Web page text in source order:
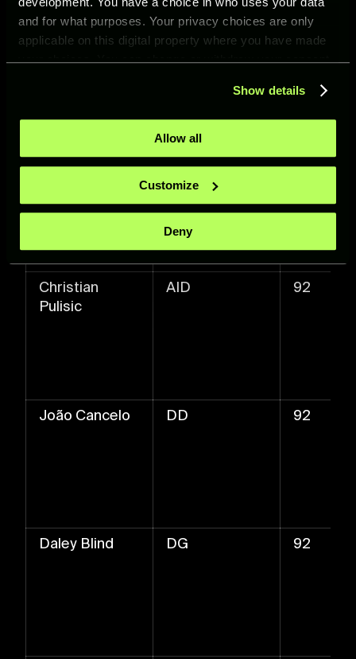
and for what purposes. Your privacy choices are only
applicable on this digital property where you have made
your choices. You can change or withdraw your consent
If you allow, we would also like to:
Collect information about your geographical location
specific characteristics (fingerprinting)
Find out more about how your personal data is processed
For more information about how we process your data,
please see our
Show details
Allow all
Customize
Deny
Achraf Hakimi DD 93
Lukas Podolski BU 93
Christian
Pulisic
AID 92
João Cancelo DD 92
Daley Blind DG 92